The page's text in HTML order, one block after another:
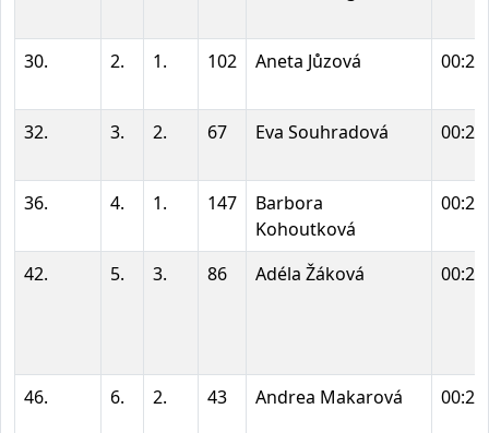
30. 2. 1. 102 Aneta Jůzová
32. 3. 2. 67 Eva Souhradová
36. 4. 1. 147
Barbora
Kohoutková
42. 5. 3. 86 Adéla Žáková
46. 6. 2. 43 Andrea Makarová